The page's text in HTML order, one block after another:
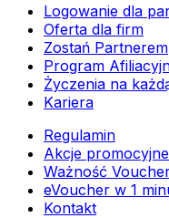
Logowanie dla
Oferta dla firm
Zostań Partnerem
Program
Życzenia na
Kariera
Regulamin
Akcje
Ważność
eVoucher w 1
Kontakt